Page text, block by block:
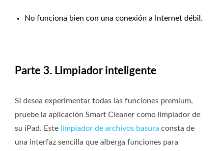
No funciona bien con una conexión a Internet débil.
Parte 3. Limpiador inteligente
Si desea experimentar todas las funciones premium,
pruebe la aplicación Smart Cleaner como limpiador de
su iPad. Este limpiador de archivos basura consta de
una interfaz sencilla que alberga funciones para